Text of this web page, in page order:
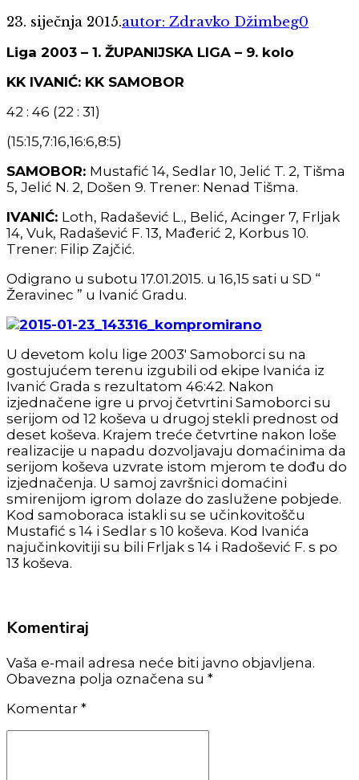
23. siječnja 2015.autor: Zdravko Džimbeg0
Liga 2003 – 1. ŽUPANIJSKA LIGA – 9. kolo
KK IVANIĆ: KK SAMOBOR
42 : 46 (22 : 31)
(15:15,7:16,16:6,8:5)
SAMOBOR: Mustafić 14, Sedlar 10, Jelić T. 2, Tišma
5, Jelić N. 2, Došen 9. Trener: Nenad Tišma.
IVANIĆ: Loth, Radašević L., Belić, Acinger 7, Frljak
14, Vuk, Radašević F. 13, Mađerić 2, Korbus 10.
Trener: Filip Zajčić.
Odigrano u subotu 17.01.2015. u 16,15 sati u SD “
Žeravinec ” u Ivanić Gradu.
U devetom kolu lige 2003′ Samoborci su na
gostujućem terenu izgubili od ekipe Ivanića iz
Ivanić Grada s rezultatom 46:42. Nakon
izjednačene igre u prvoj četvrtini Samoborci su
serijom od 12 koševa u drugoj stekli prednost od
deset koševa. Krajem treće četvrtine nakon loše
realizacije u napadu dozvoljavaju domaćinima da
serijom koševa uzvrate istom mjerom te dođu do
izjednačenja. U samoj završnici domaćini
smirenijom igrom dolaze do zaslužene pobjede.
Kod samoboraca istakli su se učinkovitošču
Mustafić s 14 i Sedlar s 10 koševa. Kod Ivanića
najučinkovitiji su bili Frljak s 14 i Radošević F. s po
13 koševa.
Komentiraj
Vaša e-mail adresa neće biti javno objavljena.
Obavezna polja označena su *
Komentar *